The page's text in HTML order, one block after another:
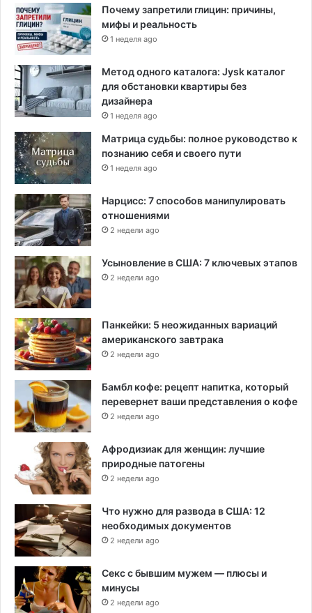
Почему запретили глицин: причины,
мифы и реальность
1 неделя ago
Метод одного каталога: Jysk каталог
для обстановки квартиры без
дизайнера
1 неделя ago
Матрица судьбы: полное руководство к
познанию себя и своего пути
1 неделя ago
Нарцисс: 7 способов манипулировать
отношениями
2 недели ago
Усыновление в США: 7 ключевых этапов
2 недели ago
Панкейки: 5 неожиданных вариаций
американского завтрака
2 недели ago
Бамбл кофе: рецепт напитка, который
перевернет ваши представления о кофе
2 недели ago
Афродизиак для женщин: лучшие
природные патогены
2 недели ago
Что нужно для развода в США: 12
необходимых документов
2 недели ago
Секс с бывшим мужем — плюсы и
минусы
2 недели ago